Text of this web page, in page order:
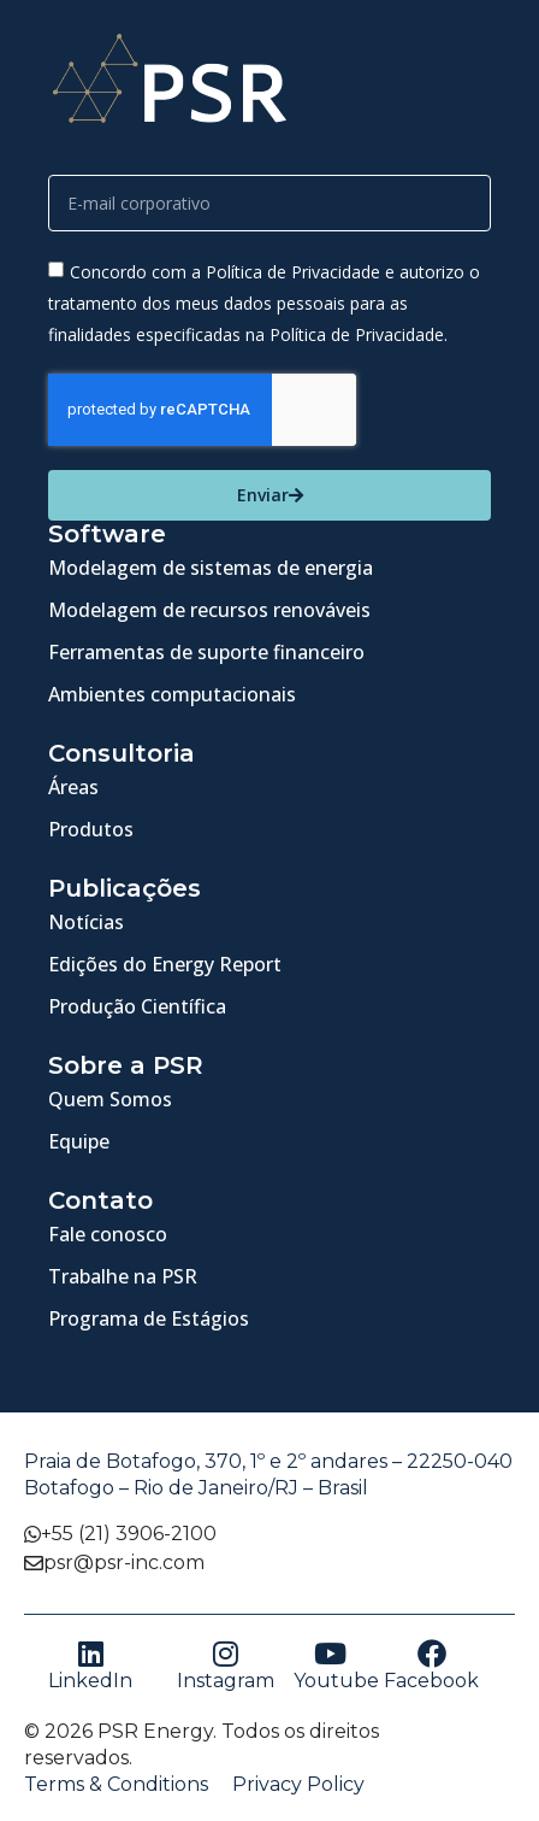
Concordo com a Política de Privacidade e autorizo o
tratamento dos meus dados pessoais para as
finalidades especificadas na Política de Privacidade.
Enviar
Software
Modelagem de sistemas de energia
Modelagem de recursos renováveis
Ferramentas de suporte financeiro
Ambientes computacionais
Consultoria
Áreas
Produtos
Publicações
Notícias
Edições do Energy Report
Produção Científica
Sobre a PSR
Quem Somos
Equipe
Contato
Fale conosco
Trabalhe na PSR
Programa de Estágios
Praia de Botafogo, 370, 1º e 2º andares – 22250-040
Botafogo – Rio de Janeiro/RJ – Brasil
+55 (21) 3906-2100
psr@psr-inc.com
LinkedIn Instagram Youtube Facebook
© 2026 PSR Energy. Todos os direitos
reservados.
Terms & Conditions
Privacy Policy